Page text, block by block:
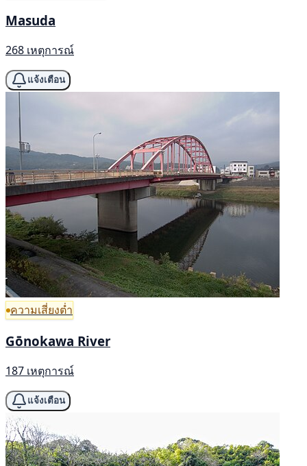
Masuda
268 เหตุการณ์
แจ้งเตือน
ความเสี่ยงต่ำ
Gōnokawa River
187 เหตุการณ์
แจ้งเตือน